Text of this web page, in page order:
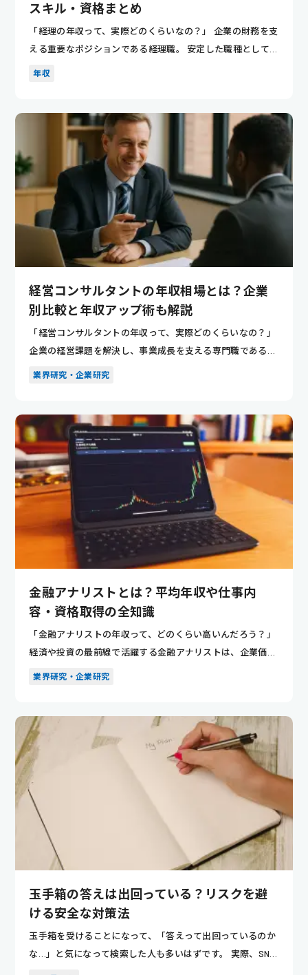
スキル・資格まとめ
「経理の年収って、実際どのくらいなの？」 企業の財務を支
える重要なポジションである経理職。 安定した職種として人
気がある...
年収
経営コンサルタントの年収相場とは？企業
別比較と年収アップ術も解説
「経営コンサルタントの年収って、実際どのくらいなの？」
企業の経営課題を解決し、事業成長を支える専門職である経
営コンサル...
業界研究・企業研究
金融アナリストとは？平均年収や仕事内
容・資格取得の全知識
「金融アナリストの年収って、どのくらい高いんだろう？」
経済や投資の最前線で活躍する金融アナリストは、企業価値
や市場動向...
業界研究・企業研究
玉手箱の答えは出回っている？リスクを避
ける安全な対策法
玉手箱を受けることになって、「答えって出回っているのか
な…」と気になって検索した人も多いはずです。 実際、SNS